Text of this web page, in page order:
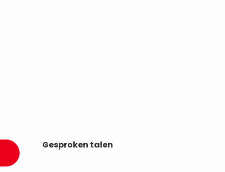
Gesproken talen
Gesproken talen